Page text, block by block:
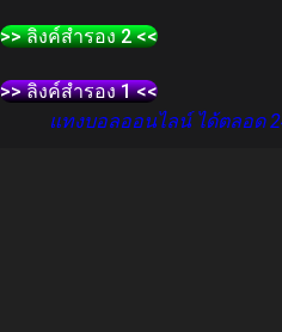
>> ลิงค์สำรอง 2 <<
>> ลิงค์สำรอง 1 <<
แทงบอลออนไลน์ ได้ตลอด